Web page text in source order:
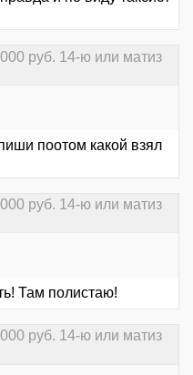
руб. 14-ю или матиз
поотом какой взял
руб. 14-ю или матиз
Там полистаю!
руб. 14-ю или матиз